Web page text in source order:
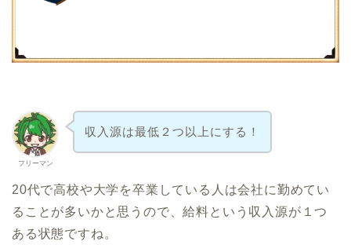
フリーマン
収入源は最低２つ以上にする！
20代で高校や大学を卒業している人は会社に勤めてい
ることが多いかと思うので、給料という収入源が１つ
ある状態ですね。